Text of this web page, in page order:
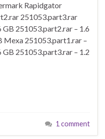
Rapidgator
251053.part3.rar
251053.part2.rar – 1.6
Mexa 251053.part1.rar –
GB 251053.part3.rar – 1.2
1 comment